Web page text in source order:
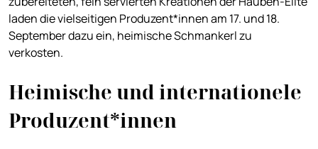
laden die vielseitigen Produzent*innen am 17. und 18.
September dazu ein, heimische Schmankerl zu
verkosten.
Heimische und internationele
Produzent*innen